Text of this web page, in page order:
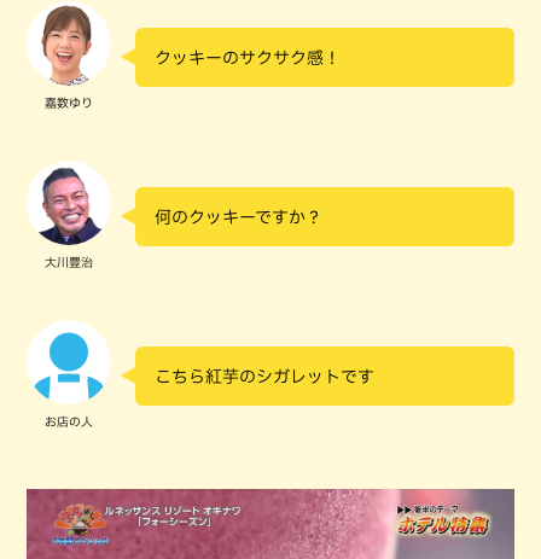
嘉数ゆり
クッキーのサクサク感！
大川豊治
何のクッキーですか？
お店の人
こちら紅芋のシガレットです